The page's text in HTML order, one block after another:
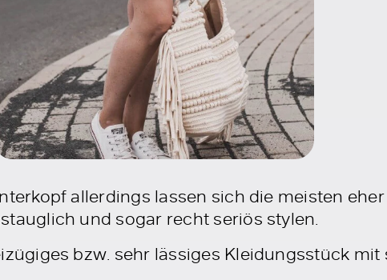
allerdings lassen sich die meisten
und sogar recht seriös stylen.
bzw. sehr lässiges Kleidungsstück mit